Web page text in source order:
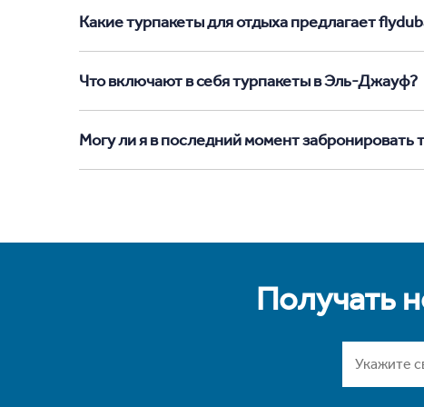
Какие турпакеты для отдыха предлагает
Что включают в себя турпакеты в Эль-Джауф?
Могу ли я в последний момент
Получать